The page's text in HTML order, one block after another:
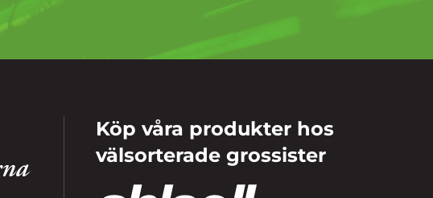
Köp våra produkter hos
välsorterade grossister